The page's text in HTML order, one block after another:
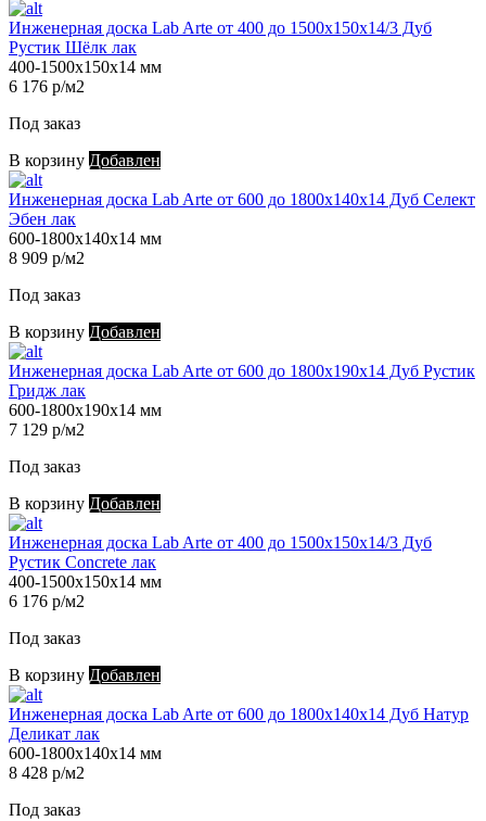
Инженерная доска Lab Arte от 400 до 1500х150х14/3 Дуб
Рустик Шёлк лак
400-1500х150х14 мм
6 176 р/м2
Под заказ
В корзину Добавлен
Инженерная доска Lab Arte от 600 до 1800х140х14 Дуб Селект
Эбен лак
600-1800х140х14 мм
8 909 р/м2
Под заказ
В корзину Добавлен
Инженерная доска Lab Arte от 600 до 1800х190х14 Дуб Рустик
Гридж лак
600-1800х190х14 мм
7 129 р/м2
Под заказ
В корзину Добавлен
Инженерная доска Lab Arte от 400 до 1500х150х14/3 Дуб
Рустик Concrete лак
400-1500х150х14 мм
6 176 р/м2
Под заказ
В корзину Добавлен
Инженерная доска Lab Arte от 600 до 1800х140х14 Дуб Натур
Деликат лак
600-1800х140х14 мм
8 428 р/м2
Под заказ